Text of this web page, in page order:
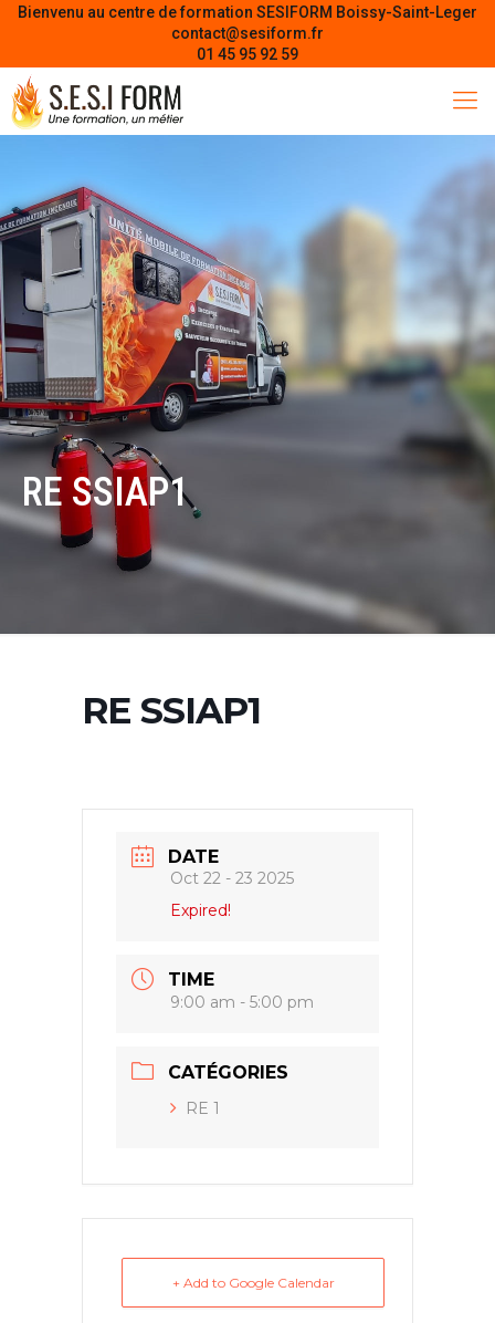
Bienvenu au centre de formation SESIFORM Boissy-Saint-Leger
contact@sesiform.fr
01 45 95 92 59
RE SSIAP1
RE SSIAP1
DATE
Oct 22 - 23 2025
Expired!
TIME
9:00 am - 5:00 pm
CATÉGORIES
RE 1
+ Add to Google Calendar